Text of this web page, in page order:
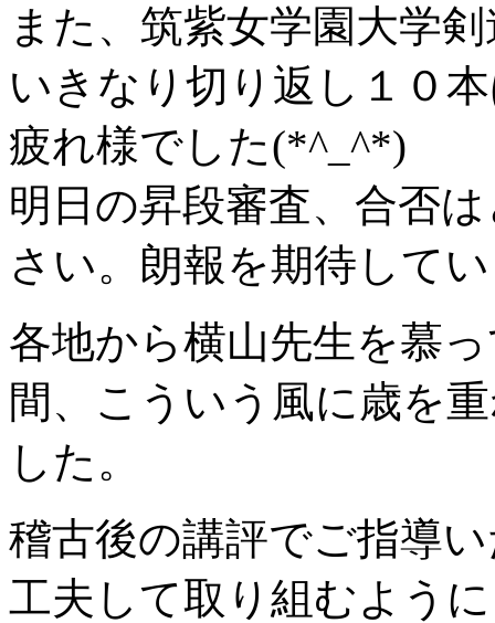
また、筑紫女学園大学
いきなり切り返し１０
疲れ様でした(*^_^*)
明日の昇段審査、合否
さい。朗報を期待して
各地から横山先生を慕
間、こういう風に歳を
した。
稽古後の講評でご指導
工夫して取り組むよう